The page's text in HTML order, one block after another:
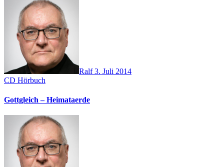
Ralf3. Juli 2014
CD Hörbuch
Gottgleich – Heimataerde